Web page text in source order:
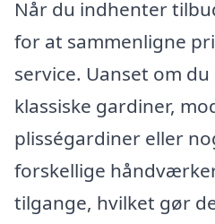
Når du indhenter
for at sammenligne
service. Uanset om
klassiske gardiner,
plisségardiner eller
forskellige
tilgange, hvilket gør